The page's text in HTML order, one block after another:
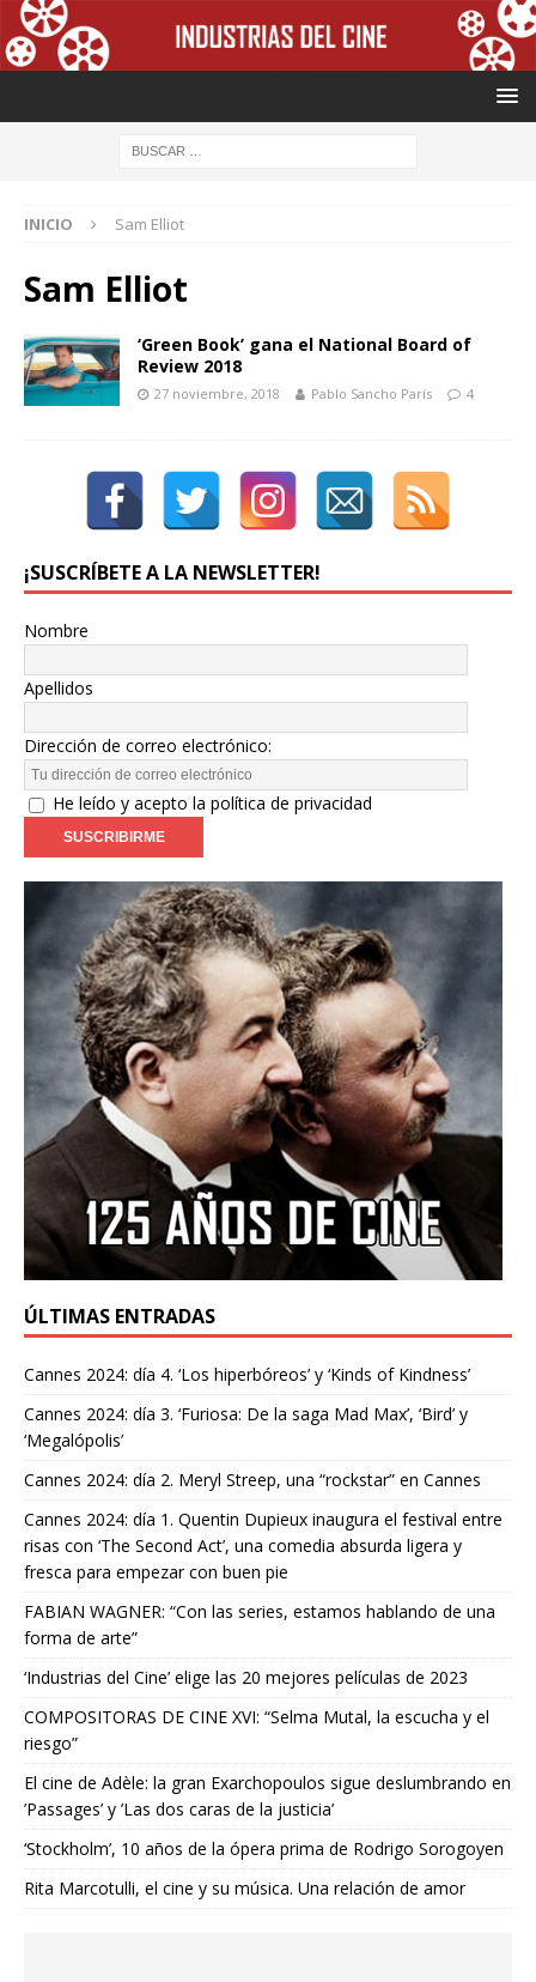
INICIO Sam Elliot
Sam Elliot
‘Green Book’ gana el National Board of
Review 2018
27 noviembre, 2018 Pablo Sancho París 4
¡SUSCRÍBETE A LA NEWSLETTER!
Nombre
Apellidos
Dirección de correo electrónico:
He leído y acepto la política de privacidad
ÚLTIMAS ENTRADAS
Cannes 2024: día 4. ‘Los hiperbóreos’ y ‘Kinds of Kindness’
Cannes 2024: día 3. ‘Furiosa: De la saga Mad Max’, ‘Bird’ y
‘Megalópolis’
Cannes 2024: día 2. Meryl Streep, una “rockstar” en Cannes
Cannes 2024: día 1. Quentin Dupieux inaugura el festival entre
risas con ‘The Second Act’, una comedia absurda ligera y
fresca para empezar con buen pie
FABIAN WAGNER: “Con las series, estamos hablando de una
forma de arte”
‘Industrias del Cine’ elige las 20 mejores películas de 2023
COMPOSITORAS DE CINE XVI: “Selma Mutal, la escucha y el
riesgo”
El cine de Adèle: la gran Exarchopoulos sigue deslumbrando en
’Passages’ y ’Las dos caras de la justicia’
‘Stockholm’, 10 años de la ópera prima de Rodrigo Sorogoyen
Rita Marcotulli, el cine y su música. Una relación de amor